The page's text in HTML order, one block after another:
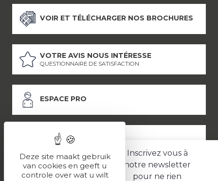
Inscrivez vous à
notre newsletter
pour ne rien
VOIR ET TÉLÉCHARGER NOS BROCHURES
VOTRE AVIS NOUS INTÉRESSE
QUESTIONNAIRE DE SATISFACTION
ESPACE PRO
ESPACE PRESSE
LES PARTENAIRES
Deze site maakt gebruik
van cookies en geeft u
controle over wat u wilt